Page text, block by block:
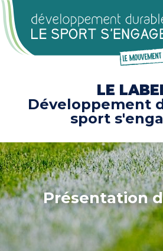
LE
Développement
sport
Présentation
Cookies management panel